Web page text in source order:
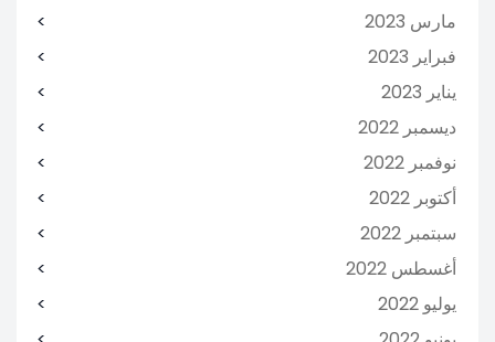
مارس 2023
فبراير 2023
يناير 2023
ديسمبر 2022
نوفمبر 2022
أكتوبر 2022
سبتمبر 2022
أغسطس 2022
يوليو 2022